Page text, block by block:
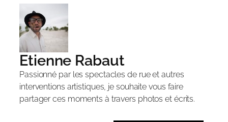
Etienne Rabaut
Passionné par les spectacles de rue et autres
interventions artistiques, je souhaite vous faire
partager ces moments à travers photos et écrits.